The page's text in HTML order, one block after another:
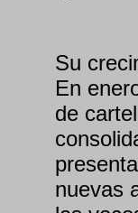
Su
En
de
nuevas